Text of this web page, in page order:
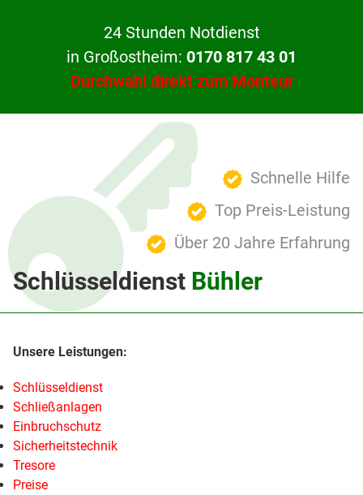
24 Stunden Notdienst
in Großostheim: 0170 817 43 01
Durchwahl direkt zum Monteur
Schnelle Hilfe
Top Preis-Leistung
Über 20 Jahre Erfahrung
Schlüsseldienst Bühler
Schlüsseldienst
Schließanlagen
Einbruchschutz
Sicherheitstechnik
Tresore
Preise